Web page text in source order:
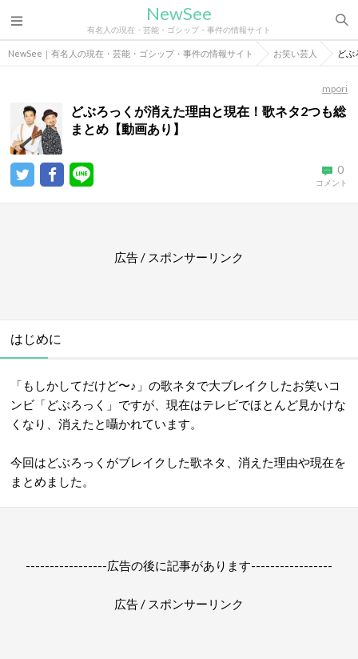
NewSee
有名人の現在・芸能・ゴシップ・事件の情報サイト
NewSee｜有名人の現在・芸能・ゴシップ・事件の情報サイト お笑い芸人 どぶ
mpori
どぶろっくが消えた理由と現在！歌ネタ2つも総
まとめ【動画あり】
0
コメント
広告 / スポンサーリンク
はじめに
「もしかしてだけど〜♪」の歌ネタで大ブレイクしたお笑いコ
ンビ「どぶろっく」ですが、現在はテレビでほとんど見かけな
くなり、消えたと囁かれています。
今回はどぶろっくがブレイクした歌ネタ、消えた理由や現在を
まとめました。
-----------------広告の後に記事があります-----------------
広告 / スポンサーリンク